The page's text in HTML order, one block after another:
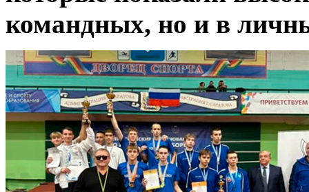
командных, но и в